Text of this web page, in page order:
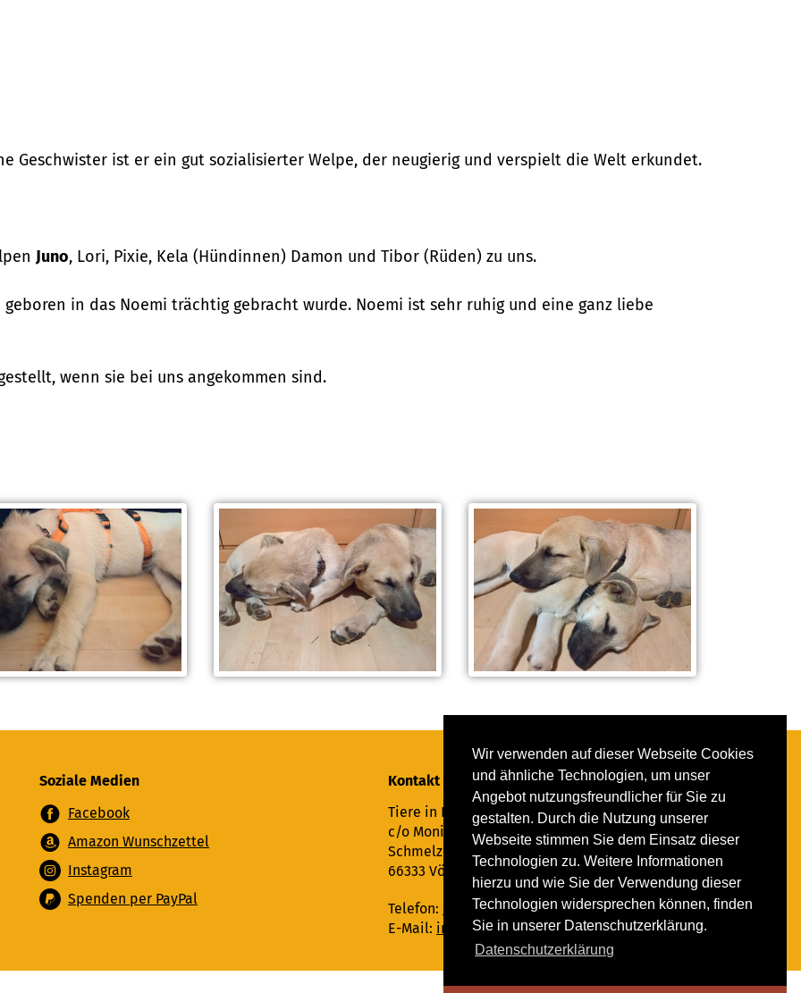
Wir verwenden auf dieser Webseite Cookies
und ähnliche Technologien, um unser
Angebot nutzungsfreundlicher für Sie zu
gestalten. Durch die Nutzung unserer
Webseite stimmen Sie dem Einsatz dieser
Technologien zu. Weitere Informationen
hierzu und wie Sie der Verwendung dieser
Technologien widersprechen können, finden
Sie in unserer Datenschutzerklärung.
Datenschutzerklärung
Geschwister ist er ein gut sozialisierter Welpe, der neugierig und verspielt die Welt erkundet.
Juno, Lori, Pixie, Kela (Hündinnen) Damon und Tibor (Rüden) zu uns.
in das Noemi trächtig gebracht wurde. Noemi ist sehr ruhig und eine ganz liebe
wenn sie bei uns angekommen sind.
Soziale Medien
Facebook
Amazon Wunschzettel
Instagram
Spenden per PayPal
Kontakt
Tiere in Not Saar e.V.
c/o Monika Ewen
Schmelzer Straße 22
66333 Völklingen
Telefon: 06898 294862
E-Mail: info@tiere-in-not-saar.de